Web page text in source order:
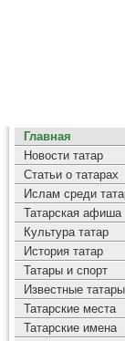
Главная
Новости татар
Статьи о татарах
Ислам среди
Татарская афиша
Культура татар
История татар
Татары и спорт
Известные татары
Татарские места
Татарские имена